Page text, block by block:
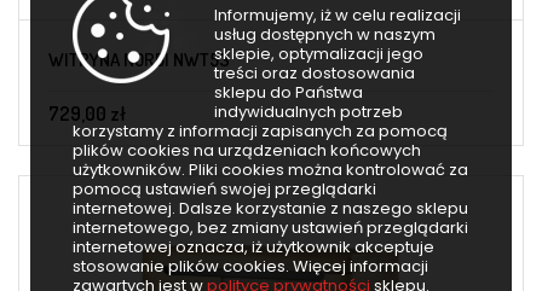
Informujemy, iż w celu realizacji
usług dostępnych w naszym
sklepie, optymalizacji jego
treści oraz dostosowania
sklepu do Państwa
indywidualnych potrzeb
korzystamy z informacji zapisanych za pomocą
plików cookies na urządzeniach końcowych
użytkowników. Pliki cookies można kontrolować za
pomocą ustawień swojej przeglądarki
internetowej. Dalsze korzystanie z naszego sklepu
internetowego, bez zmiany ustawień przeglądarki
internetowej oznacza, iż użytkownik akceptuje
stosowanie plików cookies. Więcej informacji
zawartych jest wpolityce prywatności sklepu.
WITRYNA NORDI NWT53
729,00 zł